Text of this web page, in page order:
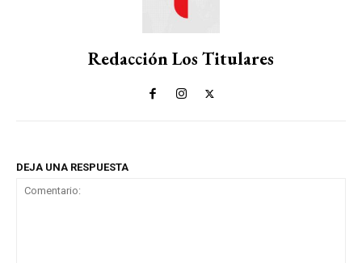
Redacción Los Titulares
DEJA UNA RESPUESTA